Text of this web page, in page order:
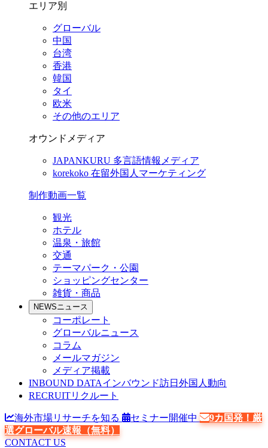
エリア別
グローバル
中国
台湾
香港
韓国
タイ
欧米
その他のエリア
オウンドメディア
JAPANKURU 多言語情報メディア
korekoko 在留外国人マーケティング
制作動画一覧
観光
ホテル
温泉・旅館
交通
テーマパーク・公園
ショッピングセンター
雑貨・商品
NEWSニュース
コーポレート
グローバルニュース
コラム
メールマガジン
メディア掲載
INBOUND DATAインバウンド訪日外国人動向
RECRUITリクルート
海外市場リサーチを知る セミナー開催中
9カ国発！厳
選グローバル速報（無料）
CONTACT US